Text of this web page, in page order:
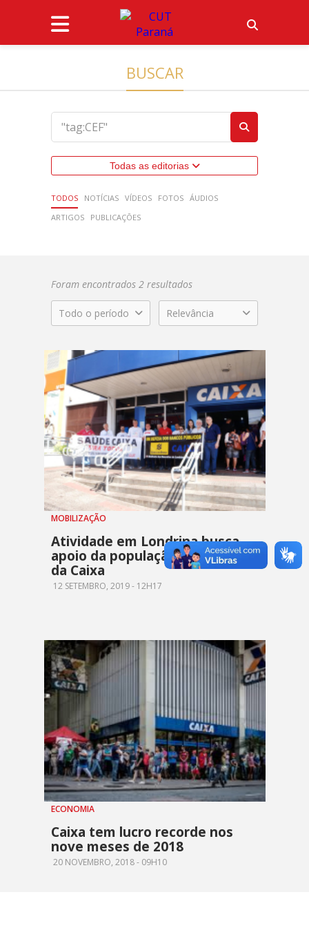
BUSCAR
Todas as editorias
TODOS NOTÍCIAS VÍDEOS FOTOS ÁUDIOS
ARTIGOS
PUBLICAÇÕES
Foram encontrados 2 resultados
Todo o período Relevância
MOBILIZAÇÃO
Atividade em Londrina busca
apoio da população em defesa
da Caixa
12 SETEMBRO, 2019 - 12H17
ECONOMIA
Caixa tem lucro recorde nos
nove meses de 2018
20 NOVEMBRO, 2018 - 09H10